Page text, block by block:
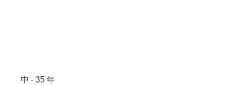
中 - 35 年